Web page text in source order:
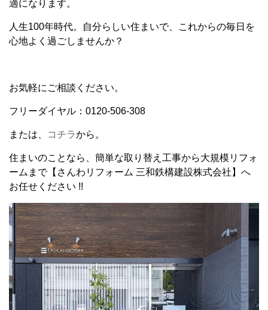
適になります。
人生100年時代。自分らしい住まいで、これからの毎日を
心地よく過ごしませんか？
お気軽にご相談ください。
フリーダイヤル：0120-506-308
または、 コチラから。
住まいのことなら、簡単な取り替え工事から大規模リフォ
ームまで【さんわリフォーム 三和鉄構建設株式会社】へ
お任せください !!